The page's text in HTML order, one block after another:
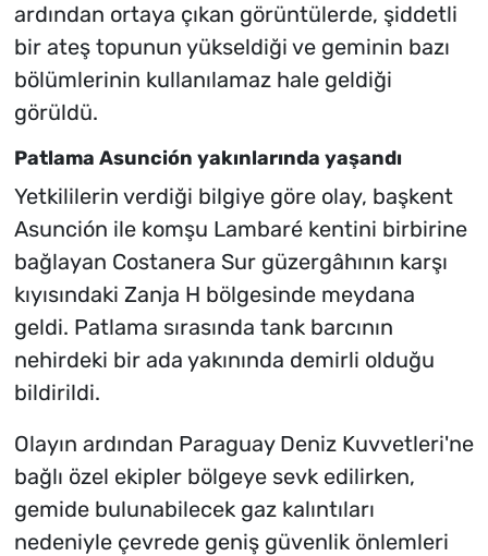
ardından ortaya çıkan görüntülerde, şiddetli
bir ateş topunun yükseldiği ve geminin bazı
bölümlerinin kullanılamaz hale geldiği
görüldü.
Patlama Asunción yakınlarında yaşandı
Yetkililerin verdiği bilgiye göre olay, başkent
Asunción ile komşu Lambaré kentini birbirine
bağlayan Costanera Sur güzergâhının karşı
kıyısındaki Zanja H bölgesinde meydana
geldi. Patlama sırasında tank barcının
nehirdeki bir ada yakınında demirli olduğu
bildirildi.
Olayın ardından Paraguay Deniz Kuvvetleri'ne
bağlı özel ekipler bölgeye sevk edilirken,
gemide bulunabilecek gaz kalıntıları
nedeniyle çevrede geniş güvenlik önlemleri